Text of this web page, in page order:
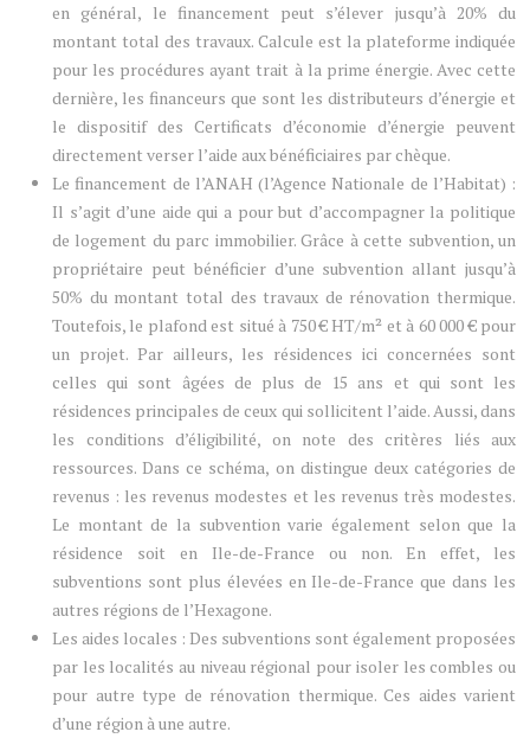
en général, le financement peut s’élever jusqu’à 20% du
montant total des travaux. Calcule est la plateforme indiquée
pour les procédures ayant trait à la prime énergie. Avec cette
dernière, les financeurs que sont les distributeurs d’énergie et
le dispositif des Certificats d’économie d’énergie peuvent
directement verser l’aide aux bénéficiaires par chèque.
Le financement de l’ANAH (l’Agence Nationale de l’Habitat) :
Il s’agit d’une aide qui a pour but d’accompagner la politique
de logement du parc immobilier. Grâce à cette subvention, un
propriétaire peut bénéficier d’une subvention allant jusqu’à
50% du montant total des travaux de rénovation thermique.
Toutefois, le plafond est situé à 750 € HT/m² et à 60 000 € pour
un projet. Par ailleurs, les résidences ici concernées sont
celles qui sont âgées de plus de 15 ans et qui sont les
résidences principales de ceux qui sollicitent l’aide. Aussi, dans
les conditions d’éligibilité, on note des critères liés aux
ressources. Dans ce schéma, on distingue deux catégories de
revenus : les revenus modestes et les revenus très modestes.
Le montant de la subvention varie également selon que la
résidence soit en Ile-de-France ou non. En effet, les
subventions sont plus élevées en Ile-de-France que dans les
autres régions de l’Hexagone.
Les aides locales : Des subventions sont également proposées
par les localités au niveau régional pour isoler les combles ou
pour autre type de rénovation thermique. Ces aides varient
d’une région à une autre.